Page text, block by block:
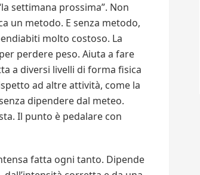
settimana prossima”. Non
un metodo. E senza metodo,
molto costoso. La
perdere peso. Aiuta a fare
a diversi livelli di forma fisica
ad altre attività, come la
dipendere dal meteo.
Il punto è pedalare con
fatta ogni tanto. Dipende